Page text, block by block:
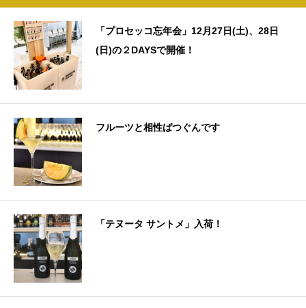
「プロセッコ忘年会」12月27日(土)、28日
(日)の２DAYSで開催！
フルーツと相性ばつぐんです
「テヌータ サントメ」入荷！